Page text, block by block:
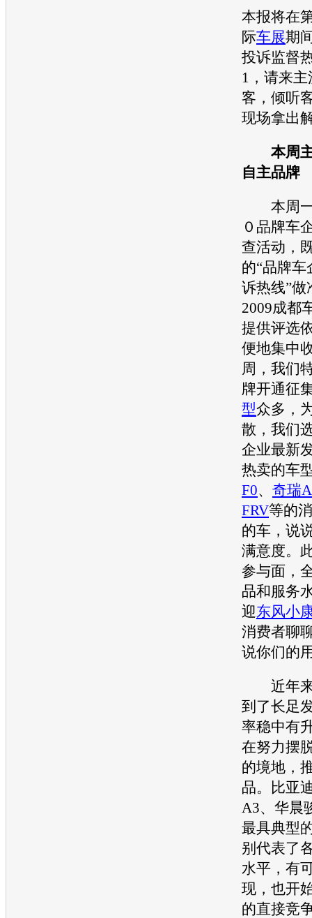
本报将在
际车展期
投诉监督
1，请来
客，倾听
现场拿出
本周主
自主品牌
本周一
０品牌车
查活动，
的“品牌
诉热线”做
2009成都
提供评选
便地集中
周，我们
牌开通征
型众多，
散，我们
企业最新
热卖的车
F0、 奇瑞
FRV等的
的车，说
满意度。
参与面，
品和服务
迎东风小
消费者聊
说你们的
近年来
到了长足
率稳中有
在努力摆
的境地，
品。
比亚
A3、 华晨
最具典型
别代表了
水平，有
现，也开
的直接竞